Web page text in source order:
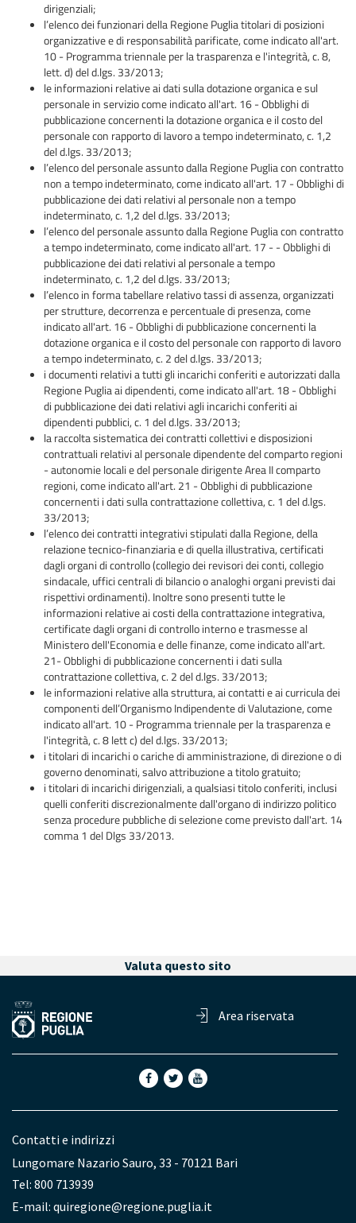
dirigenziali;
l’elenco dei funzionari della Regione Puglia titolari di posizioni
organizzative e di responsabilità parificate, come indicato all'art.
10 - Programma triennale per la trasparenza e l'integrità, c. 8,
lett. d) del d.lgs. 33/2013;
le informazioni relative ai dati sulla dotazione organica e sul
personale in servizio come indicato all'art. 16 - Obblighi di
pubblicazione concernenti la dotazione organica e il costo del
personale con rapporto di lavoro a tempo indeterminato, c. 1,2
del d.lgs. 33/2013;
l’elenco del personale assunto dalla Regione Puglia con contratto
non a tempo indeterminato, come indicato all'art. 17 - Obblighi di
pubblicazione dei dati relativi al personale non a tempo
indeterminato, c. 1,2 del d.lgs. 33/2013;
l’elenco del personale assunto dalla Regione Puglia con contratto
a tempo indeterminato, come indicato all'art. 17 - - Obblighi di
pubblicazione dei dati relativi al personale a tempo
indeterminato, c. 1,2 del d.lgs. 33/2013;
l’elenco in forma tabellare relativo tassi di assenza, organizzati
per strutture, decorrenza e percentuale di presenza, come
indicato all'art. 16 - Obblighi di pubblicazione concernenti la
dotazione organica e il costo del personale con rapporto di lavoro
a tempo indeterminato, c. 2 del d.lgs. 33/2013;
i documenti relativi a tutti gli incarichi conferiti e autorizzati dalla
Regione Puglia ai dipendenti, come indicato all'art. 18 - Obblighi
di pubblicazione dei dati relativi agli incarichi conferiti ai
dipendenti pubblici, c. 1 del d.lgs. 33/2013;
la raccolta sistematica dei contratti collettivi e disposizioni
contrattuali relativi al personale dipendente del comparto regioni
- autonomie locali e del personale dirigente Area II comparto
regioni, come indicato all'art. 21 - Obblighi di pubblicazione
concernenti i dati sulla contrattazione collettiva, c. 1 del d.lgs.
33/2013;
l’elenco dei contratti integrativi stipulati dalla Regione, della
relazione tecnico-finanziaria e di quella illustrativa, certificati
dagli organi di controllo (collegio dei revisori dei conti, collegio
sindacale, uffici centrali di bilancio o analoghi organi previsti dai
rispettivi ordinamenti). Inoltre sono presenti tutte le
informazioni relative ai costi della contrattazione integrativa,
certificate dagli organi di controllo interno e trasmesse al
Ministero dell'Economia e delle finanze, come indicato all'art.
21- Obblighi di pubblicazione concernenti i dati sulla
contrattazione collettiva, c. 2 del d.lgs. 33/2013;
le informazioni relative alla struttura, ai contatti e ai curricula dei
componenti dell’Organismo Indipendente di Valutazione, come
indicato all'art. 10 - Programma triennale per la trasparenza e
l'integrità, c. 8 lett c) del d.lgs. 33/2013;
i titolari di incarichi o cariche di amministrazione, di direzione o di
governo denominati, salvo attribuzione a titolo gratuito;
i titolari di incarichi dirigenziali, a qualsiasi titolo conferiti, inclusi
quelli conferiti discrezionalmente dall'organo di indirizzo politico
senza procedure pubbliche di selezione come previsto dall'art. 14
comma 1 del Dlgs 33/2013.
Valuta questo sito
Area riservata
Contatti e indirizzi
Lungomare Nazario Sauro, 33 - 70121 Bari
Tel: 800 713939
E-mail: quiregione@regione.puglia.it